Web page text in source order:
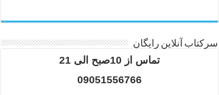
سرکتاب آنلاین رایگان
تماس از 10صبح الی 21
09051556766